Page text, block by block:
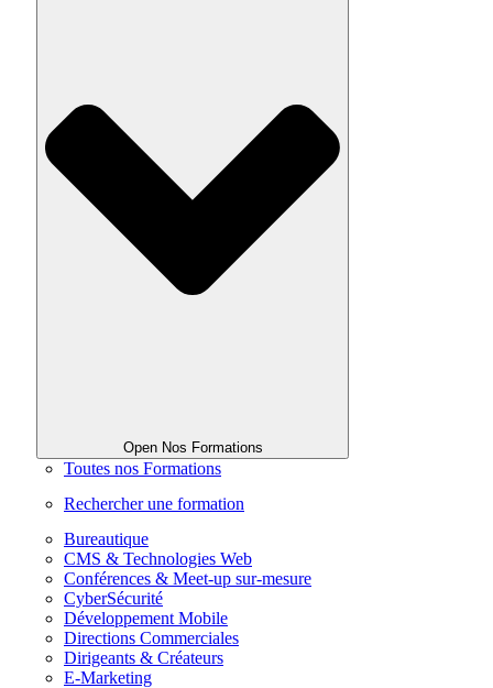
Open Nos Formations
Toutes nos Formations
Rechercher une formation
Bureautique
CMS & Technologies Web
Conférences & Meet-up sur-mesure
CyberSécurité
Développement Mobile
Directions Commerciales
Dirigeants & Créateurs
E-Marketing